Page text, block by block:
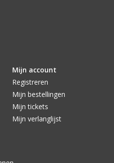
Mijn account
Registreren
Mijn bestellingen
Mijn tickets
Mijn verlanglijst